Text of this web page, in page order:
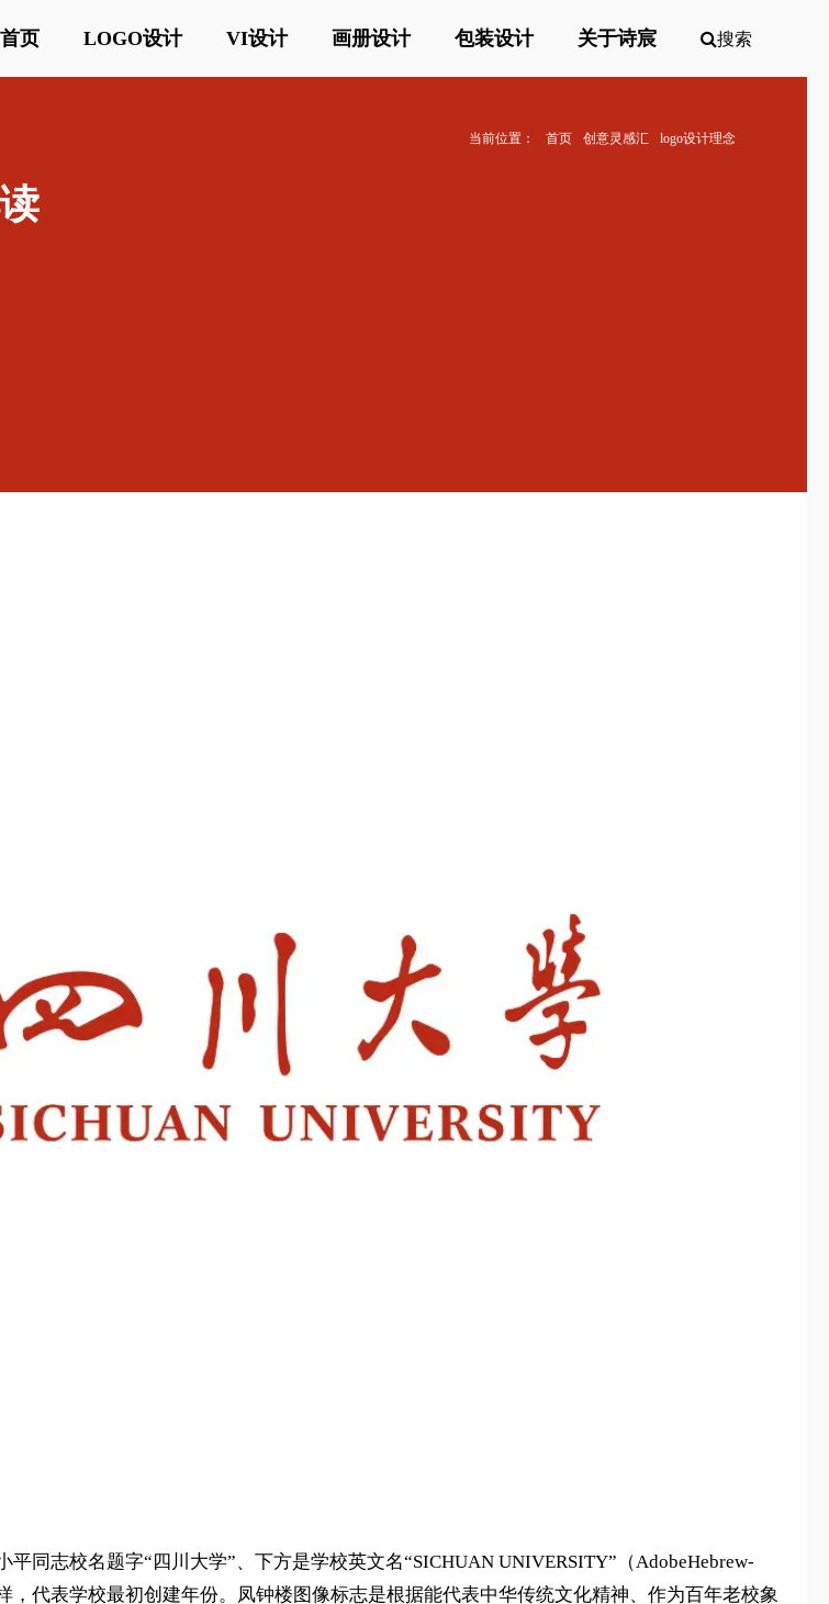
首页 LOGO设计 VI设计 画册设计 包装设计 关于诗宸 搜索
当前位置： 首页 创意灵感汇
logo设计理念
同志校名题字“四川大学”、下方是学校英文名“SICHUAN UNIVERSITY”（AdobeHebrew-
代表学校最初创建年份。凤钟楼图像标志是根据能代表中华传统文化精神、作为百年老校象